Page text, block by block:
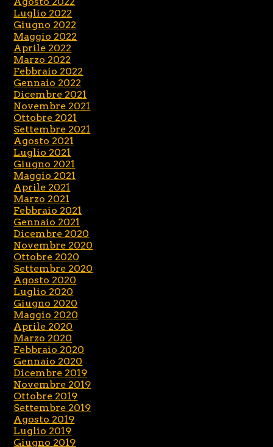
Luglio 2022
Giugno 2022
Maggio 2022
Aprile 2022
Marzo 2022
Febbraio 2022
Gennaio 2022
Dicembre 2021
Novembre 2021
Ottobre 2021
Settembre 2021
Agosto 2021
Luglio 2021
Giugno 2021
Maggio 2021
Aprile 2021
Marzo 2021
Febbraio 2021
Gennaio 2021
Dicembre 2020
Novembre 2020
Ottobre 2020
Settembre 2020
Agosto 2020
Luglio 2020
Giugno 2020
Maggio 2020
Aprile 2020
Marzo 2020
Febbraio 2020
Gennaio 2020
Dicembre 2019
Novembre 2019
Ottobre 2019
Settembre 2019
Agosto 2019
Luglio 2019
Giugno 2019